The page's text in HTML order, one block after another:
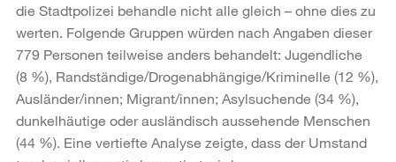
die Stadtpolizei behandle nicht alle gleich – ohne dies zu
werten. Folgende Gruppen würden nach Angaben dieser
779 Personen teilweise anders behandelt: Jugendliche
(8 %), Randständige/Drogenabhängige/Kriminelle (12 %),
Ausländer/innen; Migrant/innen; Asylsuchende (34 %),
dunkelhäutige oder ausländisch aussehende Menschen
(44 %). Eine vertiefte Analyse zeigte, dass der Umstand